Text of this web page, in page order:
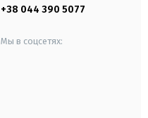
+38 044 390 5077
Мы в соцсетях: